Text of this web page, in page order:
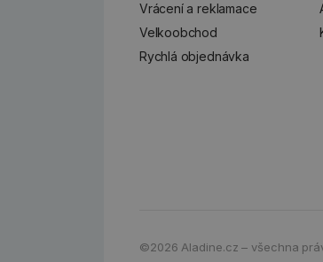
Vrácení a reklamace
Velkoobchod
Rychlá objednávka
©2026 Aladine.cz – všechna